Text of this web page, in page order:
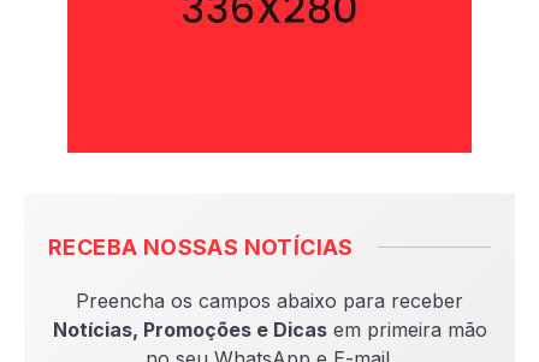
RECEBA NOSSAS NOTÍCIAS
Preencha os campos abaixo para receber
Notícias, Promoções e Dicasem primeira mão